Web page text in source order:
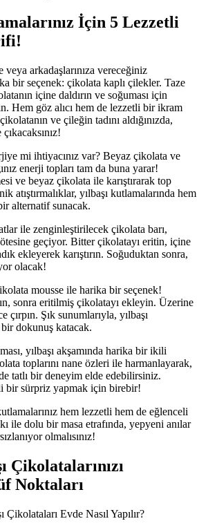
İçin 5 Lezzetli
arkadaşlarınıza vereceğiniz
bir seçenek: çikolata kaplı çilekler. Taze
içine daldırın ve soğuması için
Hem göz alıcı hem de lezzetli bir ikram
ve çileğin tadını aldığınızda,
mi ihtiyacınız var? Beyaz çikolata ve
enerji topları tam da buna yarar!
ve beyaz çikolata ile karıştırarak top
atıştırmalıklar, yılbaşı kutlamalarında hem
alternatif sunacak.
ile zenginleştirilecek çikolata barı,
ötesine geçiyor. Bitter çikolatayı eritin, içine
ekleyerek karıştırın. Soğuduktan sonra,
olacak!
mousse ile harika bir seçenek!
sonra eritilmiş çikolatayı ekleyin. Üzerine
Şık sunumlarıyla, yılbaşı
dokunuş katacak.
yılbaşı akşamında harika bir ikili
toplarını nane özleri ile harmanlayarak,
tatlı bir deneyim elde edebilirsiniz.
bir sürpriz yapmak için birebir!
hem lezzetli hem de eğlenceli
ile dolu bir masa etrafında, yepyeni anılar
olmalısınız!
Çikolatalarınızı
Noktaları